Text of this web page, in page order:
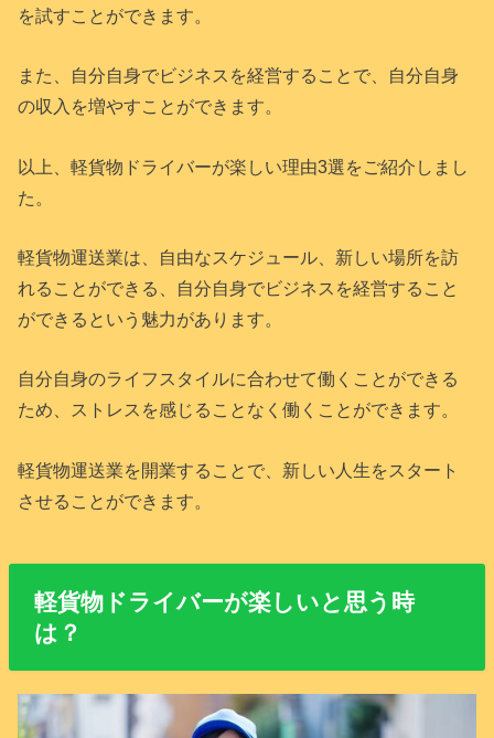
を試すことができます。
また、自分自身でビジネスを経営することで、自分自身
の収入を増やすことができます。
以上、軽貨物ドライバーが楽しい理由3選をご紹介しまし
た。
軽貨物運送業は、自由なスケジュール、新しい場所を訪
れることができる、自分自身でビジネスを経営すること
ができるという魅力があります。
自分自身のライフスタイルに合わせて働くことができる
ため、ストレスを感じることなく働くことができます。
軽貨物運送業を開業することで、新しい人生をスタート
させることができます。
軽貨物ドライバーが楽しいと思う時
は？